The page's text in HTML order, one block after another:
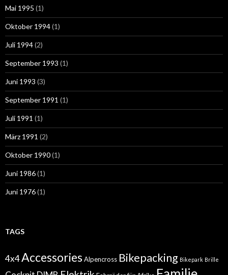
Mai 1995 (1)
Oktober 1994(1)
Juli 1994(2)
September 1993 (1)
Juni 1993 (3)
September 1991 (1)
Juli 1991 (1)
März 1991 (2)
Oktober 1990(1)
Juni 1986(1)
Juni 1976(1)
TAGS
4x4AccessoriesAlpencross Bikepacking Bikepark Brille